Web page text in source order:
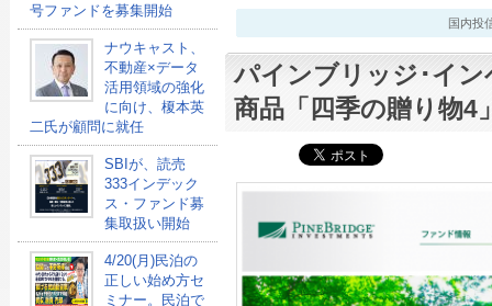
号ファンドを募集開始
ナウキャスト、
不動産×データ
活用領域の強化
に向け、榎本英
二氏が顧問に就任
SBIが、読売
333インデック
ス・ファンド募
集取扱い開始
4/20(月)民泊の
正しい始め方セ
ミナー。民泊で
国内投
パインブリッジ･イ
商品「四季の贈り物4